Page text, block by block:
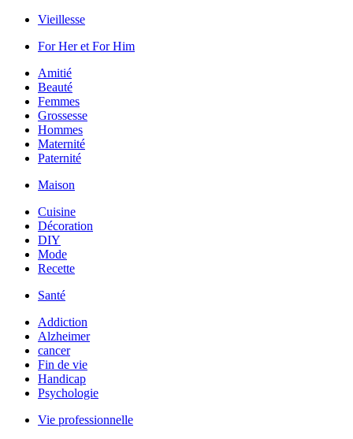
Vieillesse
For Her et For Him
Amitié
Beauté
Femmes
Grossesse
Hommes
Maternité
Paternité
Maison
Cuisine
Décoration
DIY
Mode
Recette
Santé
Addiction
Alzheimer
cancer
Fin de vie
Handicap
Psychologie
Vie professionnelle